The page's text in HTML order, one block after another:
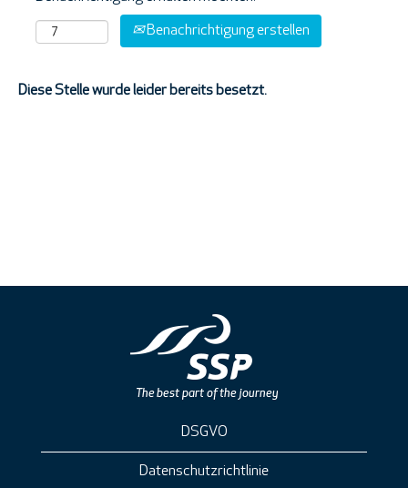
Benachrichtigung erstellen
Diese Stelle wurde leider bereits besetzt.
DSGVO
Datenschutzrichtlinie